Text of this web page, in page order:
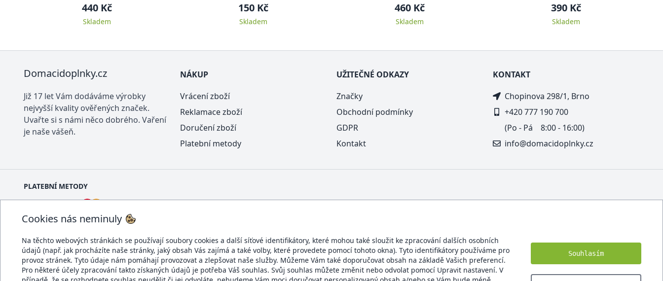
KO-278000510
440 Kč
Skladem
150 Kč
Skladem
460 Kč
Skladem
A12210040
390 Kč
Skladem
Cookies nás neminuly
Na těchto webových stránkách se používají soubory cookies a další síťové identifikátory, které mohou také sloužit ke zpracování dalších osobních
údajů (např. jak procházíte naše stránky, jaký obsah Vás zajímá a také volby, které provedete pomocí tohoto okna). Tyto identifikátory používáme pro
provoz stránek. Tyto údaje nám pomáhají provozovat a zlepšovat naše služby. Můžeme Vám také doporučovat obsah na základě Vašich preferencí.
Pro některé účely zpracování takto získaných údajů je potřeba Váš souhlas. Svůj souhlas můžete změnit nebo odvolat pomocí Upravit nastavení. V
Souhlasím
Domacidoplnky.cz
Již 17 let Vám dodáváme výrobky
nejvyšší kvality ověřených značek.
Uvařte si s námi něco dobrého. Vaření
je naše vášeň.
NÁKUP
Vrácení zboží
Reklamace zboží
Doručení zboží
Platební metody
UŽITEČNÉ ODKAZY
Značky
Obchodní podmínky
GDPR
Kontakt
KONTAKT
Chopinova 298/1, Brno
+420 777 190 700
(Po - Pá 8:00 - 16:00)
info@domacidoplnky.cz
PLATEBNÍ METODY
DOPRAVCI BEZPEČNÝ OBCHOD